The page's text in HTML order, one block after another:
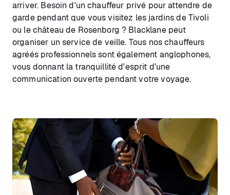
arriver. Besoin d'un chauffeur privé pour attendre de
garde pendant que vous visitez les jardins de Tivoli
ou le château de Rosenborg ? Blacklane peut
organiser un service de veille. Tous nos chauffeurs
agréés professionnels sont également anglophones,
vous donnant la tranquillité d'esprit d'une
communication ouverte pendant votre voyage.